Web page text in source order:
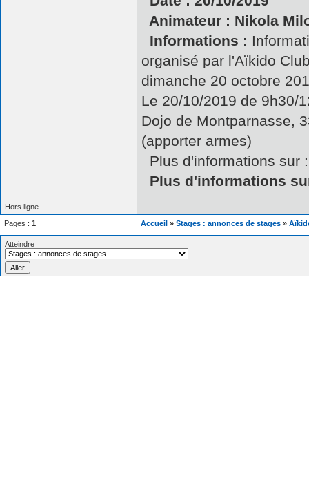
Animateur : Nikola
Informations :
organisé par l'Aïkido
dimanche 20 octobre
Le 20/10/2019 de 9h30/
Dojo de Montparnasse,
(apporter armes)
Plus d'informations sur
Plus d'informations
Hors ligne
Pages : 1 Accueil » Stages : annonces de stages »
Atteindre